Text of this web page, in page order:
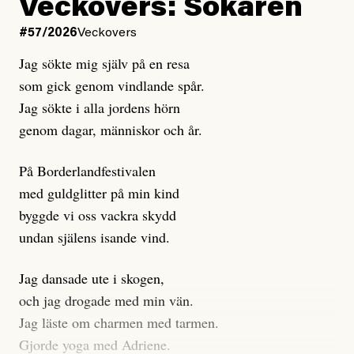
Kuhn och Sassarinis-McGowan hävdar att
Dagens ETC arbetar med ”opålitliga källor” för att
klickbete är inte intressant för Dagens ETC.
Journalistiken är låst. En klatschig men korrekt rubrik
gör förhoppningsvis att en nyfiken beställer
prenumeration, men den avslutas sekunder senare om
dessa granskningar på olika källor, alltifrån domar till
en mängd intervjupersoner, inklusive generös
möjlighet att bemöta för såväl personen vars motiv att
engagera sig i Palestinarörelsen ifrågasätts som de
grupper där Säpo-resursen samlade in uppgifter.
Researchen är grundlig.
Möjligen är det egentligen inte journalistikens metod
Veckovers: Sökaren
#57/2026Veckovers
Jag sökte mig själv på en resa
som gick genom vindlande spår.
Jag sökte i alla jordens hörn
genom dagar, människor och år.
På Borderlandfestivalen
med guldglitter på min kind
byggde vi oss vackra skydd
undan själens isande vind.
Jag dansade ute i skogen,
och jag drogade med min vän.
Jag läste om charmen med tarmen.
Gjorde yoga med Adriene.